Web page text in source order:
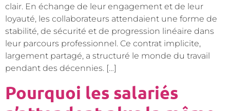
clair. En échange de leur engagement et de leur
loyauté, les collaborateurs attendaient une forme de
stabilité, de sécurité et de progression linéaire dans
leur parcours professionnel. Ce contrat implicite,
largement partagé, a structuré le monde du travail
pendant des décennies. […]
Pourquoi les salariés